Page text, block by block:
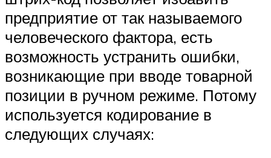
предприятие от так называемого
человеческого фактора, есть
возможность устранить ошибки,
возникающие при вводе товарной
позиции в ручном режиме. Потому
используется кодирование в
следующих случаях: